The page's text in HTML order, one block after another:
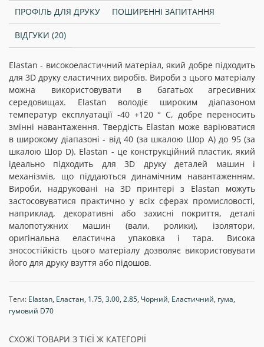
ПРОФІЛЬ ДЛЯ ДРУКУ ПОШИРЕННІ ЗАПИТАННЯ
ВІДГУКИ (20)
Elastan - високоеластичний матеріал, який добре підходить
для 3D друку еластичних виробів. Вироби з цього матеріалу
можна використовувати в багатьох агресивних
середовищах. Elastan володіє широким діапазоном
температур експлуатації -40 +120 ° С, добре переносить
змінні навантаження. Твердість Elastan може варіюватися
в широкому діапазоні - від 40 (за шкалою Шор А) до 95 (за
шкалою Шор D). Elastan - це конструкційний пластик, який
ідеально підходить для 3D друку деталей машин і
механізмів, що піддаються динамічним навантаженням.
Вироби, надруковані на 3D принтері з Elastan можуть
застосовуватися практично у всіх сферах промисловості,
наприклад, декоративні або захисні покриття, деталі
малопотужних машин (вали, ролики), ізолятори,
оригінальна еластична упаковка і тара. Висока
зносостійкість цього матеріалу дозволяє використовувати
його для друку взуття або підошов.
Теги: Elastan, Еластан, 1.75, 3.00, 2.85, Чорний, Еластичний, гума,
гумовий D70
СХОЖІ ТОВАРИ З ТІЄЇ Ж КАТЕГОРІЇ